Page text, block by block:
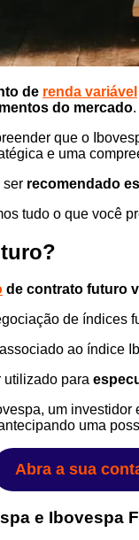
de renda variável
do mercado.
que o
e uma
ser recomendado
tudo o que você
de contrato futuro
de índices
ao índice
utilizado para
um
uma
Abra a sua
e Ibovespa